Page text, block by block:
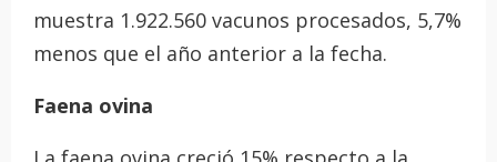
muestra 1.922.560 vacunos procesados, 5,7%
menos que el año anterior a la fecha.
Faena ovina